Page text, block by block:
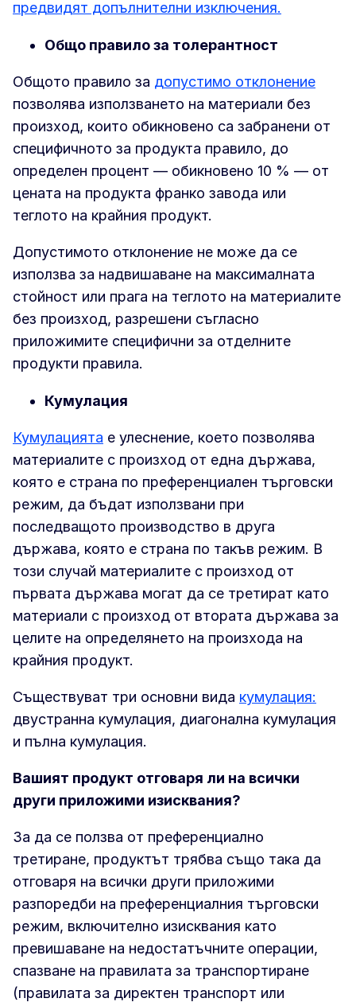
предвидят допълнителни изключения.
Общо правило за толерантност
Общото правило за допустимо отклонение
позволява използването на материали без
произход, които обикновено са забранени от
специфичното за продукта правило, до
определен процент — обикновено 10 % — от
цената на продукта франко завода или
теглото на крайния продукт.
Допустимото отклонение не може да се
използва за надвишаване на максималната
стойност или прага на теглото на материалите
без произход, разрешени съгласно
приложимите специфични за отделните
продукти правила.
Кумулация
Кумулацията е улеснение, което позволява
материалите с произход от една държава,
която е страна по преференциален търговски
режим, да бъдат използвани при
последващото производство в друга
държава, която е страна по такъв режим. В
този случай материалите с произход от
първата държава могат да се третират като
материали с произход от втората държава за
целите на определянето на произхода на
крайния продукт.
Съществуват три основни вида кумулация:
двустранна кумулация, диагонална кумулация
и пълна кумулация.
Вашият продукт отговаря ли на всички
други приложими изисквания?
За да се ползва от преференциално
третиране, продуктът трябва също така да
отговаря на всички други приложими
разпоредби на преференциалния търговски
режим, включително изисквания като
превишаване на недостатъчните операции,
спазване на правилата за транспортиране
(правилата за директен транспорт или